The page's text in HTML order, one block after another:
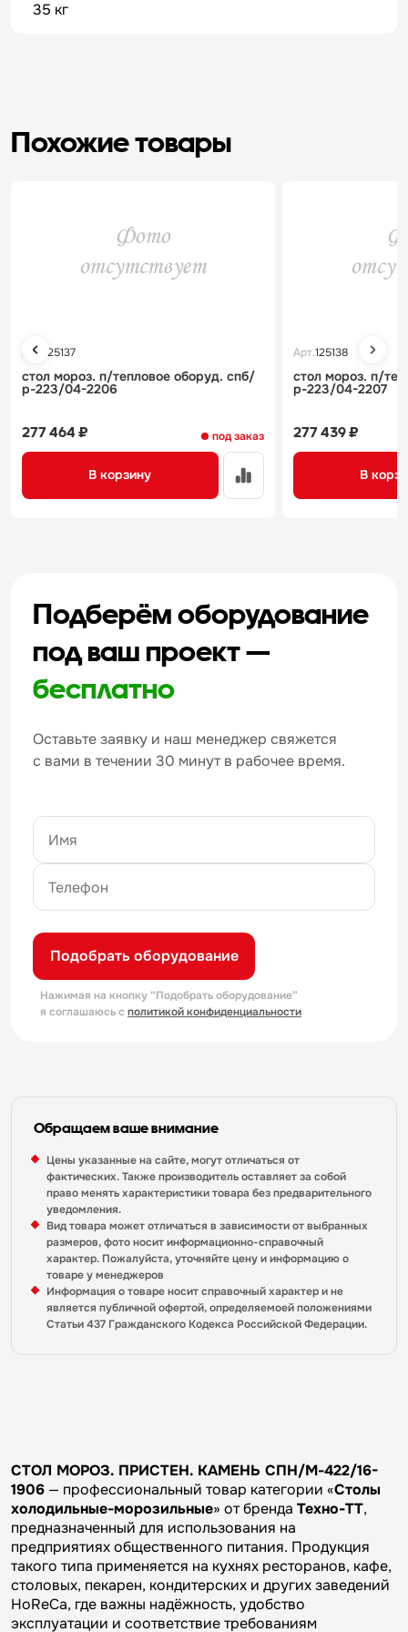
35 кг
Похожие товары
Арт. 125137
стол мороз. п/тепловое оборуд. спб/
р-223/04-2206
под заказ
277 464 ₽
В корзину
Арт.125138
стол мороз. п/
р-223/04-2207
277 439 ₽
В
Подберём оборудование
под ваш проект —
бесплатно
Оставьте заявку и наш менеджер свяжется
с вами в течении 30 минут в рабочее время.
Подобрать оборудование
Нажимая на кнопку “Подобрать оборудование”
я соглашаюсь с политикой конфиденциальности
Обращаем ваше внимание
Цены указанные на сайте, могут отличаться от
фактических. Также производитель оставляет за собой
право менять характеристики товара без предварительного
уведомления.
Вид товара может отличаться в зависимости от выбранных
размеров, фото носит информационно-справочный
характер. Пожалуйста, уточняйте цену и информацию о
товаре у менеджеров
Информация о товаре носит справочный характер и не
является публичной офертой, определяемоей положениями
Статьи 437 Гражданского Кодекса Российской Федерации.
СТОЛ МОРОЗ. ПРИСТЕН. КАМЕНЬ СПН/М-422/16-
1906 — профессиональный товар категории «Столы
холодильные-морозильные» от бренда Техно-ТТ,
предназначенный для использования на
предприятиях общественного питания. Продукция
такого типа применяется на кухнях ресторанов, кафе,
столовых, пекарен, кондитерских и других заведений
HoReCa, где важны надёжность, удобство
эксплуатации и соответствие требованиям